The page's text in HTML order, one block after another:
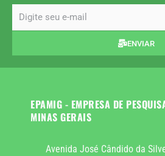
ENVIAR
EPAMIG - EMPRESA DE
MINAS GERAIS
Avenida José Cândido da